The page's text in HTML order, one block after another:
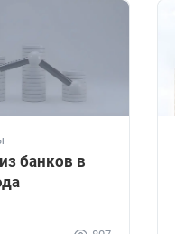
банков в